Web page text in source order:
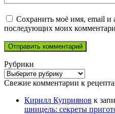
Сохранить моё имя, email и
последующих моих
Рубрики
Рубрики
Свежие комментарии к
Кирилл Куприянов к
шницель: секреты